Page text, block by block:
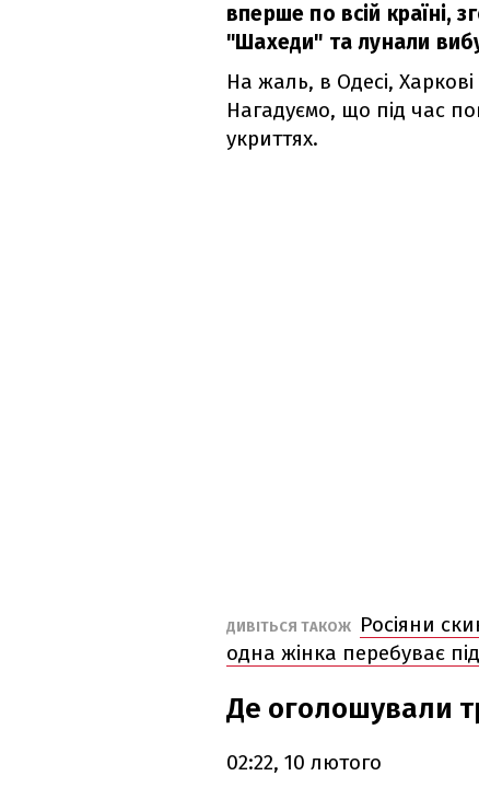
вперше по всій країні,
"Шахеди" та лунали
На жаль, в Одесі,
Нагадуємо, що під час
укриттях.
ДИВІТЬСЯ ТАКОЖ
Росіяни
одна жінка перебуває
Де оголошували
02:22, 10 лютого